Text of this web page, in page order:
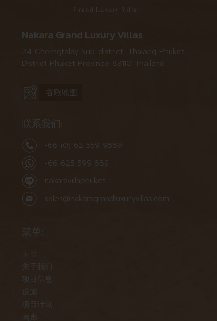
Nakara Grand Luxury Villas
24 Cherngtalay Sub-district, Thalang Phuket
District Phuket Province 83110 Thailand
谷歌地图
联系我们:
+66 (0) 62 559 9889
+66 625 599 889
nakaravillaphuket
sales@nakaragrandluxuryvillas.com
菜单:
关于我们
项目信息
设施
项目计划
画廊